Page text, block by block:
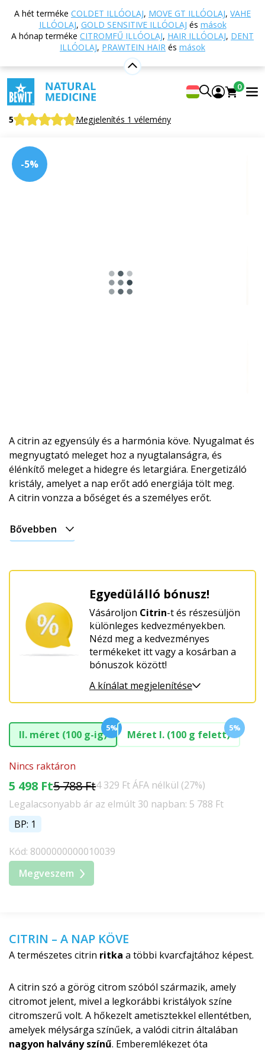
A hét terméke COLDET ILLÓOLAJ, MOVE GT ILLÓOLAJ, VAHE
ILLÓOLAJ, GOLD SENSITIVE ILLÓOLAJ és mások
A hónap terméke CITROMFŰ ILLÓOLAJ, HAIR ILLÓOLAJ, DENT
ILLÓOLAJ, PRAWTEIN HAIR és mások
0
Vissza a főoldalra Webáruház
Egyéb termékek
Sungit és ásványok
Obeliszkek Citrin
Citrin
Féldrágakő
Citrine
5 Megjelenítés 1 vélemény
-5%
A citrin az egyensúly és a harmónia köve. Nyugalmat és
megnyugtató meleget hoz a nyugtalanságra, és
élénkítő meleget a hidegre és letargiára. Energetizáló
kristály, amelyet a nap erőt adó energiája tölt meg.
A citrin vonzza a bőséget és a személyes erőt.
Bővebben
Egyedülálló bónusz!
Vásároljon Citrin-t és részesüljön
különleges kedvezményekben.
Nézd meg a kedvezményes
termékeket itt vagy a kosárban a
bónuszok között!
A kínálat megjelenítése
II. méret (100 g-ig)
5%
Méret I. (100 g felett)
5%
Nincs raktáron
5 498 Ft5 788 Ft4 329 Ft ÁFA nélkül (27%)
Legalacsonyabb ár az elmúlt 30 napban: 5 788 Ft
BP: 1
Kód: 8000000000010039
Megveszem
CITRIN – A NAP KÖVE
A természetes citrin ritka a többi kvarcfajtához képest.
A citrin szó a görög citrom szóból származik, amely
citromot jelent, mivel a legkorábbi kristályok színe
citromszerű volt. A hőkezelt ametisztekkel ellentétben,
amelyek mélysárga színűek, a valódi citrin általában
nagyon halvány színű. Emberemlékezet óta